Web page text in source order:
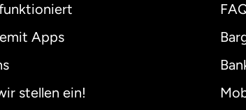
Apps
stellen ein!